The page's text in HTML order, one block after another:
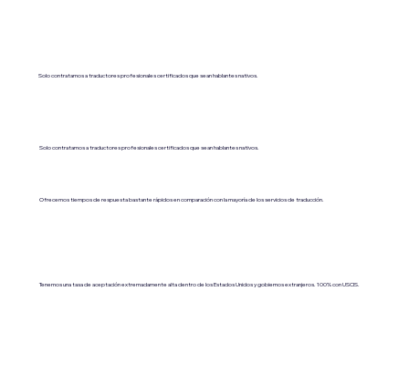
Solo contratamos a traductores profesionales certificados que sean hablantes nativos.
Solo contratamos a traductores profesionales certificados que sean hablantes nativos.
Ofrecemos tiempos de respuesta bastante rápidos en comparación con la mayoría de los servicios de traducción.
Tenemos una tasa de aceptación extremadamente alta dentro de los Estados Unidos y gobiernos extranjeros. 100% con USCIS.